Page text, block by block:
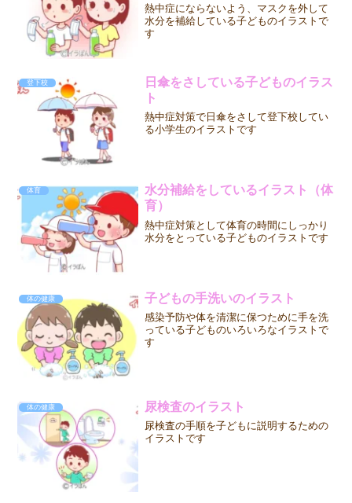
熱中症にならないよう、マスクを外して
水分を補給している子どものイラストで
す
登下校
日傘をさしている子どものイラス
ト
熱中症対策で日傘をさして登下校してい
る小学生のイラストです
体育
水分補給をしているイラスト（体
育）
熱中症対策として体育の時間にしっかり
水分をとっている子どものイラストです
体の健康 子どもの手洗いのイラスト
感染予防や体を清潔に保つために手を洗
っている子どものいろいろなイラストで
す
体の健康 尿検査のイラスト
尿検査の手順を子どもに説明するための
イラストです